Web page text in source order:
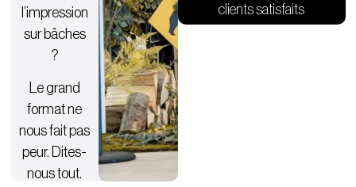
l’impression
sur bâches
?
Le grand
format ne
nous fait pas
peur. Dites-
nous tout.
clients satisfaits